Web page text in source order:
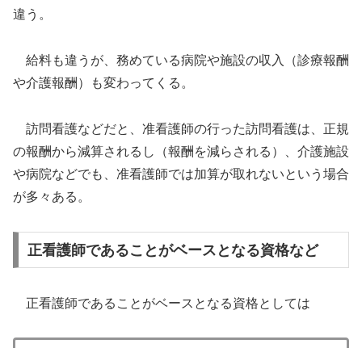
違う。
給料も違うが、務めている病院や施設の収入（診療報酬
や介護報酬）も変わってくる。
訪問看護などだと、准看護師の行った訪問看護は、正規
の報酬から減算されるし（報酬を減らされる）、介護施設
や病院などでも、准看護師では加算が取れないという場合
が多々ある。
正看護師であることがベースとなる資格など
正看護師であることがベースとなる資格としては